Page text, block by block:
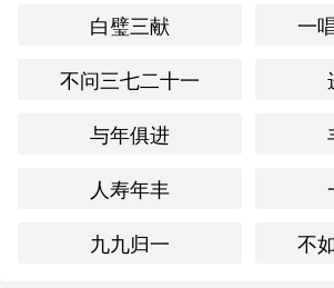
在**传统文化中，追求理想和目标被视
其是在儒家文化中，强调“志”的重要性
备坚定的志向与信念，才能有所成就。“
这种文化背景，尤其在现代社会中，面
致志”的精神也显得尤为重要。
积极向上的情感。它激励我在生活中面
白璧三献
一
不问三七二十一
与年俱进
人寿年丰
九九归一
不